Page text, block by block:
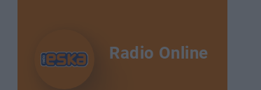
Radio Online